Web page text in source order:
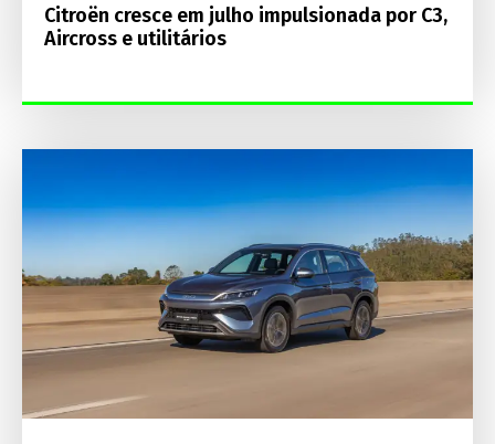
Citroën cresce em julho impulsionada por C3,
Aircross e utilitários